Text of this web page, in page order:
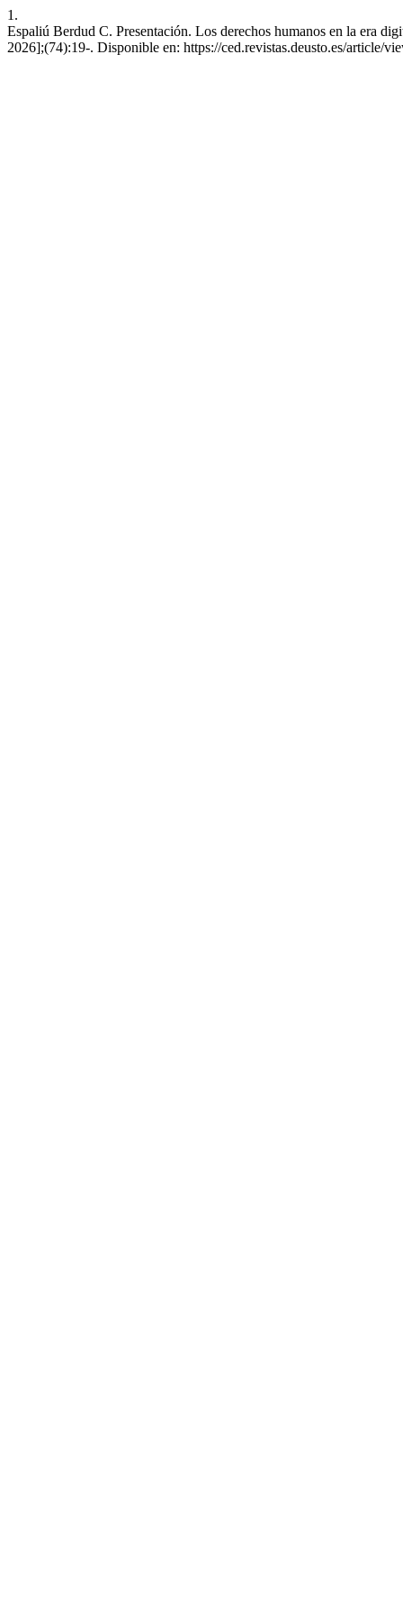
1.
Espaliú Berdud C. Presentación. Los derechos humanos en la era
2026];(74):19-. Disponible en: https://ced.revistas.deusto.es/article/